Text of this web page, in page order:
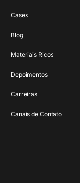
Cases
Blog
Materiais Ricos
Depoimentos
Carreiras
Canais de Contato